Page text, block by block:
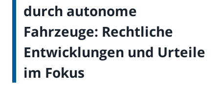
durch autonome
Fahrzeuge: Rechtliche
Entwicklungen und Urteile
im Fokus